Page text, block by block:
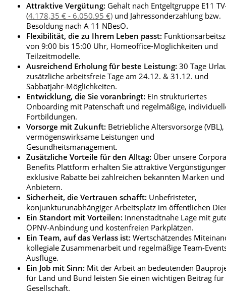
Attraktive Vergütung: Gehalt nach Entgeltgruppe E11
(4.178,35 € - 6.050.95 €) und Jahressonderzahlung bzw.
Besoldung nach A 11 NBesO.
Flexibilität, die zu Ihrem Leben passt:
von 9:00 bis 15:00 Uhr, Homeoffice-Möglichkeiten und
Teilzeitmodelle.
Ausreichend Erholung für beste Leistung: 30 Tage
zusätzliche arbeitsfreie Tage am 24.12. & 31.12. und
Sabbatjahr-Möglichkeiten.
Entwicklung, die Sie voranbringt: Ein strukturiertes
Onboarding mit Patenschaft und regelmäßige,
Fortbildungen.
Vorsorge mit Zukunft: Betriebliche Altersvorsorge (VBL),
vermögenswirksame Leistungen und
Gesundheitsmanagement.
Zusätzliche Vorteile für den Alltag: Über unsere
Benefits Plattform erhalten Sie attraktive
exklusive Rabatte bei zahlreichen bekannten Marken und
Anbietern.
Sicherheit, die Vertrauen schafft: Unbefristeter,
konjunkturunabhängiger Arbeitsplatz im öffentlichen
Ein Standort mit Vorteilen: Innenstadtnahe Lage mit
ÖPNV-Anbindung und kostenfreien Parkplätzen.
Ein Team, auf das Verlass ist: Wertschätzendes
kollegiale Zusammenarbeit und regelmäßige Team-
Ausflüge.
Ein Job mit Sinn: Mit der Arbeit an bedeutenden
für Land und Bund leisten Sie einen wichtigen Beitrag für
Gesellschaft.